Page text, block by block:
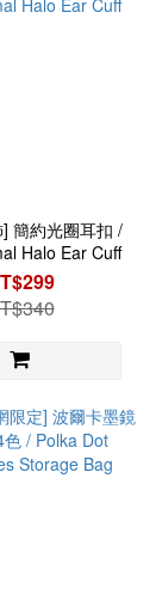
簡約光圈耳扣 /
Halo Ear Cuff